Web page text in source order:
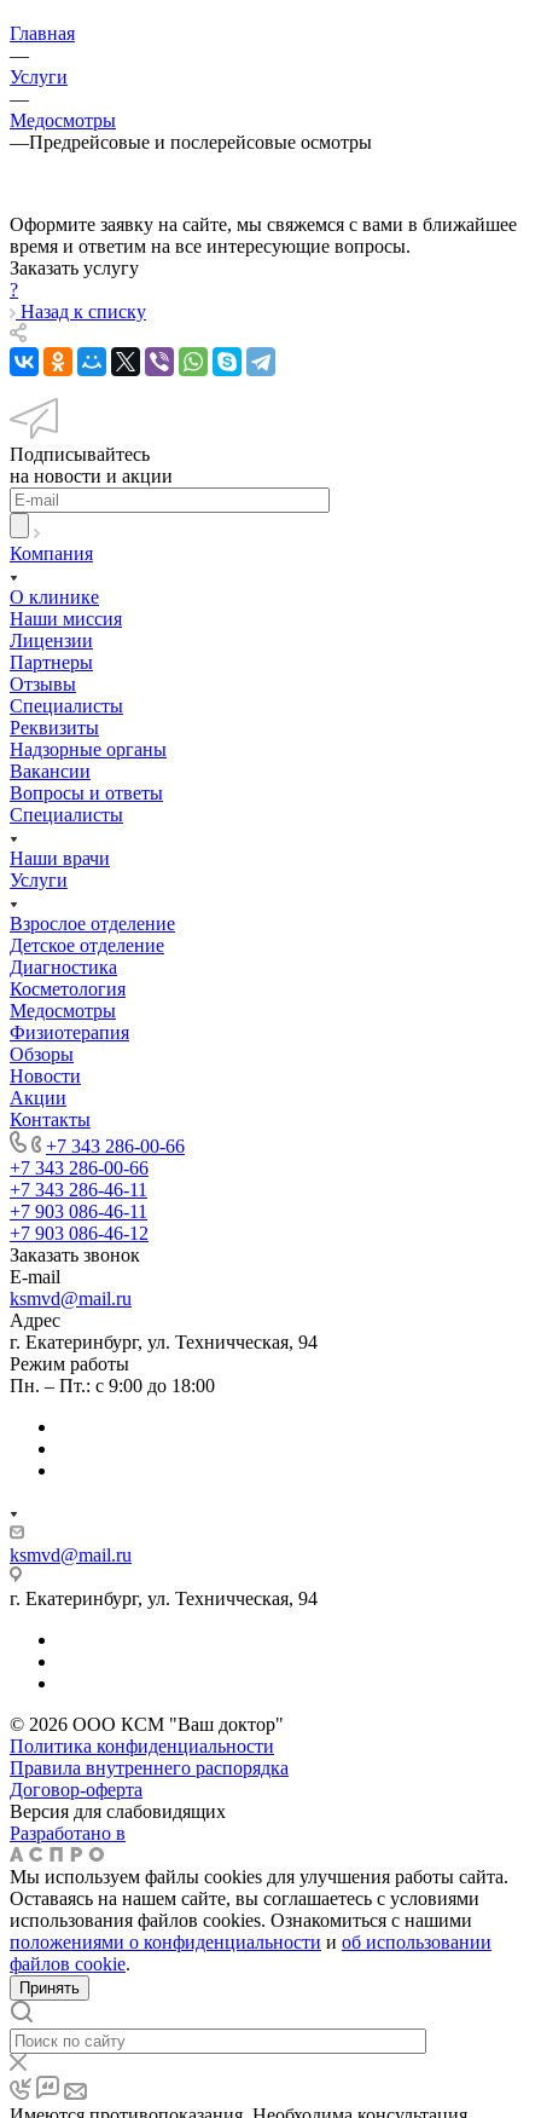
Главная
—
Услуги
—
Медосмотры
—Предрейсовые и послерейсовые осмотры
Оформите заявку на сайте, мы свяжемся с вами в ближайшее
время и ответим на все интересующие вопросы.
Заказать услугу
?
Назад к списку
Подписывайтесь
на новости и акции
Компания
О клинике
Наши миссия
Лицензии
Партнеры
Отзывы
Специалисты
Реквизиты
Надзорные органы
Вакансии
Вопросы и ответы
Специалисты
Наши врачи
Услуги
Взрослое отделение
Детское отделение
Диагностика
Косметология
Медосмотры
Физиотерапия
Обзоры
Новости
Акции
Контакты
+7 343 286-00-66
+7 343 286-00-66
+7 343 286-46-11
+7 903 086-46-11
+7 903 086-46-12
Заказать звонок
E-mail
ksmvd@mail.ru
Адрес
г. Екатеринбург, ул. Техничческая, 94
Режим работы
Пн. – Пт.: с 9:00 до 18:00
ksmvd@mail.ru
г. Екатеринбург, ул. Техничческая, 94
© 2026 ООО КСМ "Ваш доктор"
Политика конфиденциальности
Правила внутреннего распорядка
Договор-оферта
Версия для слабовидящих
Разработано в
Мы используем файлы cookies для улучшения работы сайта.
Оставаясь на нашем сайте, вы соглашаетесь с условиями
использования файлов cookies. Ознакомиться с нашими
положениями о конфиденциальности и об использовании
файлов cookie.
Принять